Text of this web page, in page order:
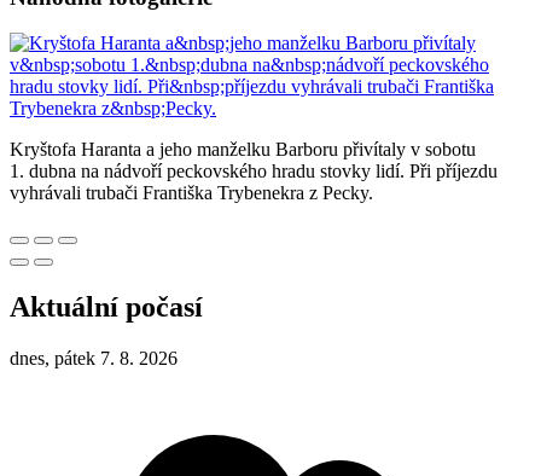
Kryštofa Haranta a jeho manželku Barboru přivítaly v sobotu
1. dubna na nádvoří peckovského hradu stovky lidí. Při příjezdu
vyhrávali trubači Františka Trybenekra z Pecky.
Aktuální počasí
dnes, pátek 7. 8. 2026